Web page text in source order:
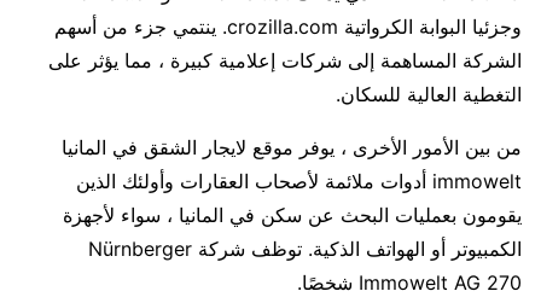
وجزئيا البوابة الكرواتية crozilla.com. ينتمي جزء من أسهم
الشركة المساهمة إلى شركات إعلامية كبيرة ، مما يؤثر على
التغطية العالية للسكان.
من بين الأمور الأخرى ، يوفر موقع لايجار الشقق في المانيا
immowelt أدوات ملائمة لأصحاب العقارات وأولئك الذين
يقومون بعمليات البحث عن سكن في المانيا ، سواء لأجهزة
الكمبيوتر أو الهواتف الذكية. توظف شركة Nürnberger
Immowelt AG 270 شخصًا.